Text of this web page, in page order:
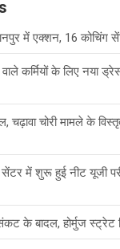
में एक्शन, 16 कोचिंग
कर्मियों के लिए नया
चढ़ावा चोरी मामले के
में शुरू हुई नीट यूजी
के बादल, होर्मुज स्ट्रेट